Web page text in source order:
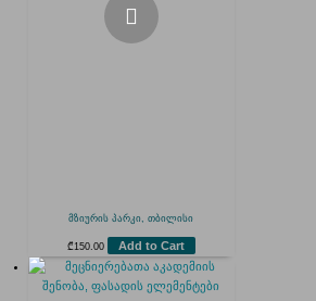
მზიურის პარკი, თბილისი
₾150.00 Add to Cart